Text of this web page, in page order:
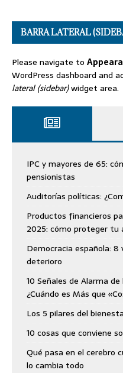
BARRA LATERAL
Please navigate to
WordPress dashboard and
lateral (sidebar)widget area.
IPC y mayores de 65:
pensionistas
Auditorías políticas:
Productos financieros
2025: cómo proteger tu
Democracia española: 8
deterioro
10 Señales de Alarma
¿Cuándo es Más que
Los 5 pilares del
10 cosas que conviene
Qué pasa en el cerebro
lo cambia todo